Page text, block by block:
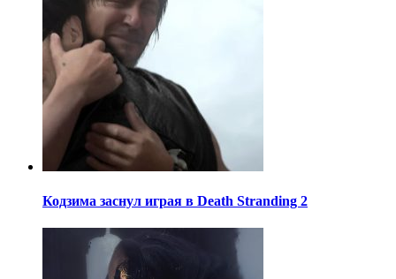
Кодзима заснул играя в Death Stranding 2